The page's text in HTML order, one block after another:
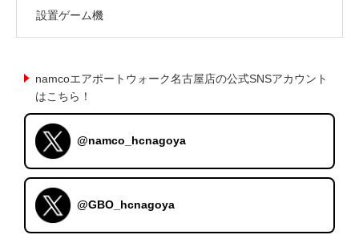
設置ゲーム機
namcoエアポートウォーク名古屋店の公式SNSアカウント
はこちら！
@namco_hcnagoya
@GBO_hcnagoya